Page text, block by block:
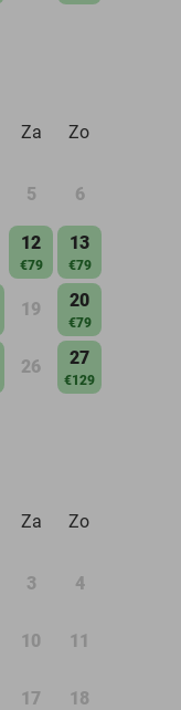
Za Zo
5 6
12
€79
13
€79
19 20
€79
26 27
€129
Za Zo
3 4
10 11
17 18